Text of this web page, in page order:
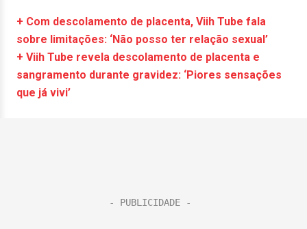
+ Com descolamento de placenta, Viih Tube fala
sobre limitações: ‘Não posso ter relação sexual’
+ Viih Tube revela descolamento de placenta e
sangramento durante gravidez: ‘Piores sensações
que já vivi’